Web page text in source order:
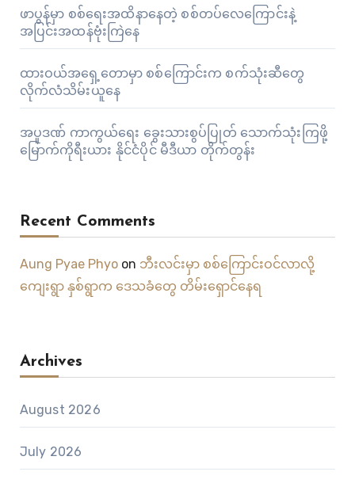
ဖာပွန်မှာ စစ်ရေးအထိနာနေတဲ့ စစ်တပ်လေကြောင်းနဲ့
အပြင်းအထန်ဗုံးကြဲနေ
ထားဝယ်အရှေ့တောမှာ စစ်ကြောင်းက စက်သုံးဆီတွေ
လိုက်လံသိမ်းယူနေ
အပူဒဏ် ကာကွယ်ရေး ခွေးသားစွပ်ပြုတ် သောက်သုံးကြဖို့
မြောက်ကိုရီးယား နိုင်ငံပိုင် မီဒီယာ တိုက်တွန်း
Recent Comments
Aung Pyae Phyoon ဘီးလင်းမှာ စစ်ကြောင်းဝင်လာလို့
ကျေးရွာ နှစ်ရွာက ဒေသခံတွေ တိမ်းရှောင်နေရ
Archives
August 2026
July 2026